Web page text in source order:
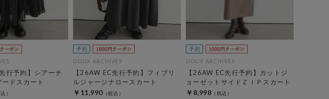
行予約】シアーチ
ドスカート
DOUX ARCHIVES
【26AW EC先行予約】フィブリ
ルジャージナロースカート
￥11,990
DOUX ARCHIVES
【26AW EC先行予約】カットジ
ョーゼットサイドＺＩＰスカート
￥8,998